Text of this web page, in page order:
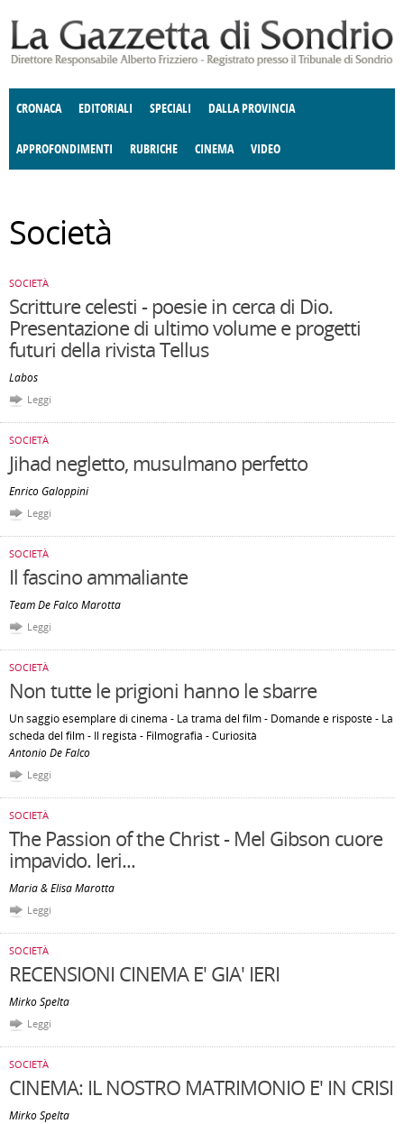
CRONACA EDITORIALI SPECIALI DALLA PROVINCIA
APPROFONDIMENTI
CULTURA E SPETTACOLI
RUBRICHE
DELLE IDEE FATTI DELLO SPIRITO
CINEMA VIDEO
Società
SOCIETÀ
Scritture celesti - poesie in cerca di Dio.
Presentazione di ultimo volume e progetti
futuri della rivista Tellus
Labos
Leggi
SOCIETÀ
Jihad negletto, musulmano perfetto
Enrico Galoppini
Leggi
SOCIETÀ
Il fascino ammaliante
Team De Falco Marotta
Leggi
SOCIETÀ
Non tutte le prigioni hanno le sbarre
Un saggio esemplare di cinema - La trama del film - Domande e risposte - La
scheda del film - Il regista - Filmografia - Curiosità
Antonio De Falco
Leggi
SOCIETÀ
The Passion of the Christ - Mel Gibson cuore
impavido. Ieri...
Maria & Elisa Marotta
Leggi
SOCIETÀ
RECENSIONI CINEMA E' GIA' IERI
Mirko Spelta
Leggi
SOCIETÀ
CINEMA: IL NOSTRO MATRIMONIO E' IN CRISI
Mirko Spelta